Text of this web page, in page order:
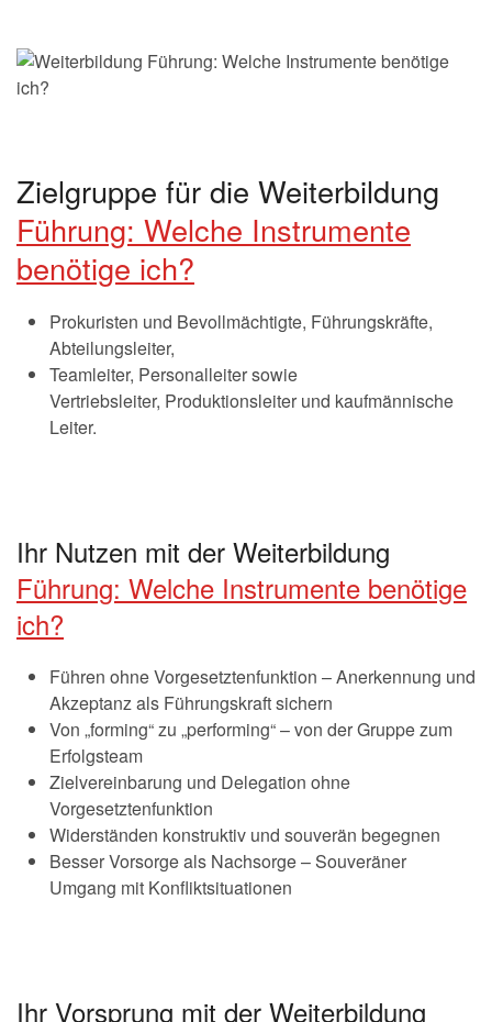
Zielgruppe für die Weiterbildung
Führung: Welche Instrumente
benötige ich?
Prokuristen und Bevollmächtigte, Führungskräfte,
Abteilungsleiter,
Teamleiter, Personalleiter sowie
Vertriebsleiter, Produktionsleiter und kaufmännische
Leiter.
Ihr Nutzen mit der Weiterbildung
Führung: Welche Instrumente benötige
ich?
Führen ohne Vorgesetztenfunktion – Anerkennung und
Akzeptanz als Führungskraft sichern
Von „forming“ zu „performing“ – von der Gruppe zum
Erfolgsteam
Zielvereinbarung und Delegation ohne
Vorgesetztenfunktion
Widerständen konstruktiv und souverän begegnen
Besser Vorsorge als Nachsorge – Souveräner
Umgang mit Konfliktsituationen
Ihr Vorsprung mit der Weiterbildung